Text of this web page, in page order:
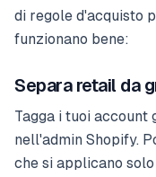
di regole d'acquisto
funzionano bene:
Separa retail da
Tagga i tuoi account
nell'admin Shopify.
che si applicano